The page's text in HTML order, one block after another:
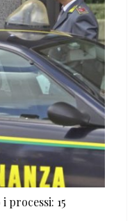
processi: 15